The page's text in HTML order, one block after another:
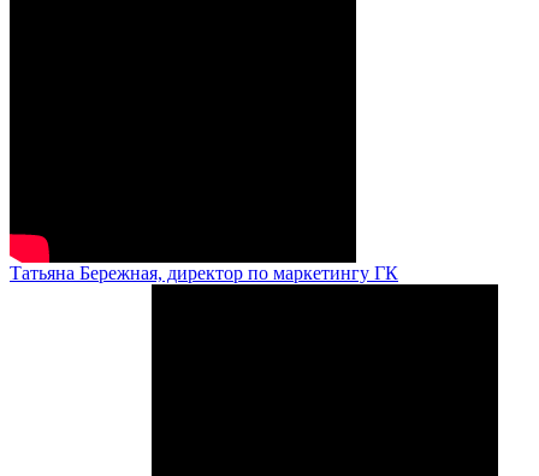
Татьяна Бережная, директор по маркетингу ГК